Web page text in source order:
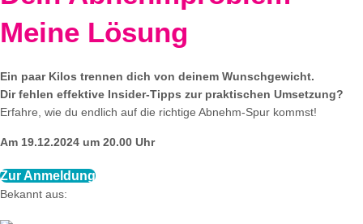
Meine Lösung
Ein paar Kilos trennen dich von deinem Wunschgewicht.
Dir fehlen effektive Insider-Tipps zur praktischen Umsetzung?
Erfahre, wie du endlich auf die richtige Abnehm-Spur kommst!
Am 19.12.2024 um 20.00 Uhr
Zur Anmeldung
Bekannt aus: